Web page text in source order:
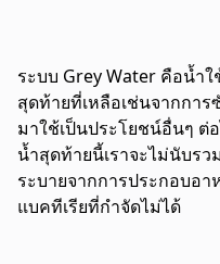
ระบบ Grey Water คือน้ำ
สุดท้ายที่เหลือเช่นจากกา
มาใช้เป็นประโยชน์อื่นๆ ต่
น้ำสุดท้ายนี้เราจะไม่นับร
ระบายจากการประกอบอา
แบคทีเรียที่กำจัดไม่ได้